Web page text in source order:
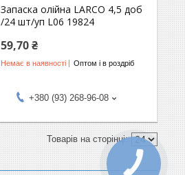
Запаска олійна LARCO 4,5 доб
/24 шт/уп L06 19824
59,70 ₴
Немає в наявності Оптом і в роздріб
+380 (93) 268-96-08